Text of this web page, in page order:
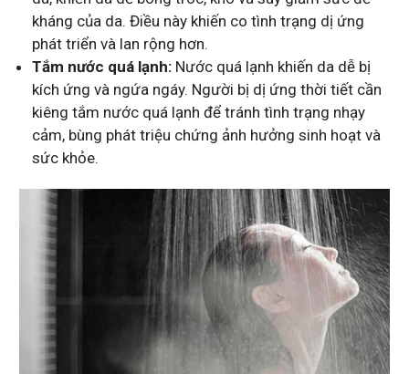
kháng của da. Điều này khiến co tình trạng dị ứng
phát triển và lan rộng hơn.
Tắm nước quá lạnh: Nước quá lạnh khiến da dễ bị
kích ứng và ngứa ngáy. Người bị dị ứng thời tiết cần
kiêng tắm nước quá lạnh để tránh tình trạng nhạy
cảm, bùng phát triệu chứng ảnh hưởng sinh hoạt và
sức khỏe.